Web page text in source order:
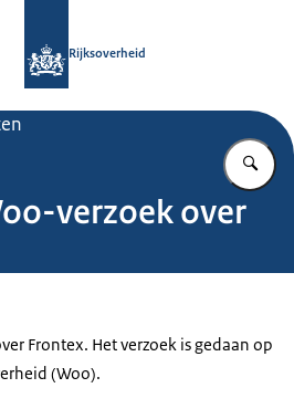
Rijksoverheid
verzoek over
Frontex. Het verzoek is gedaan op
(Woo).